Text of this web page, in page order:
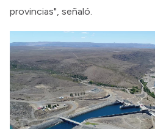
provincias", señaló.